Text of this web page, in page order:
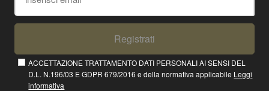
Registrati
ACCETTAZIONE TRATTAMENTO DATI PERSONALI AI SENSI DEL
D.L. N.196/03 E GDPR 679/2016 e della normativa applicabile Leggi
informativa